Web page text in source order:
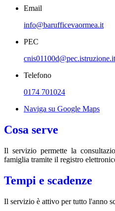
Email
info@barufficevaormea.it
PEC
cnis01100d@pec.istruzione.it
Telefono
0174 701024
Naviga su Google Maps
Cosa serve
Il servizio permette la
famiglia tramite il registro
Tempi e scadenze
Il servizio è attivo per tutto l'anno